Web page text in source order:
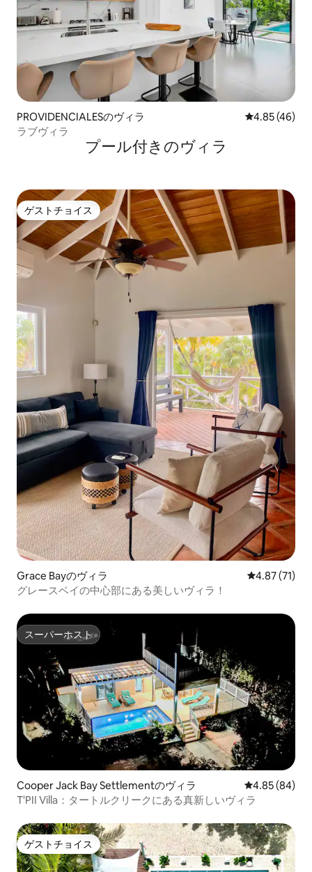
PROVIDENCIALESのヴィラ レビュー46
4.85 (46)
ラブヴィラ
プール付きのヴィラ
ゲストチョイス
ゲストチョイス
Grace Bayのヴィラ レビュー71
4.87 (71)
グレースベイの中心部にある美しいヴィラ！
スーパーホスト
スーパーホスト
Cooper Jack Bay Settlementのヴィラ レビュー84
4.85 (84)
T'PII Villa：タートルクリークにある真新しいヴィラ
ゲストチョイス
ゲストチョイス